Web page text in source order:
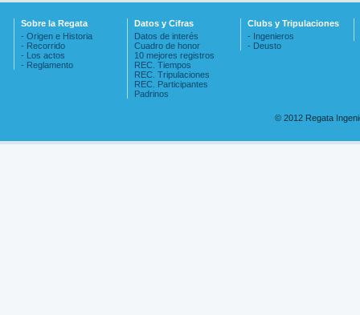
Sobre la Regata
- Origen e Historia
- Recorrido
- Los actos
- Reglamento
Datos y Cifras
Datos de interés
Cuadro de honor
10 mejores registros
REC. Tiempos
REC. Tripulaciones
REC. Participantes
Padrinos
Clubs y Tripulaciones
- Ingenieros
- Deusto
© 2012 Regata